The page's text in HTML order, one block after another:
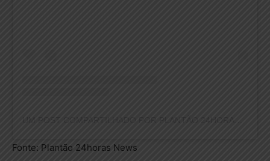
UM POST COMPARTILHADO POR PLANTÃO 24HORAS NEWS (@PLANTAO24HORASNEWS)
Fonte: Plantão 24horas News